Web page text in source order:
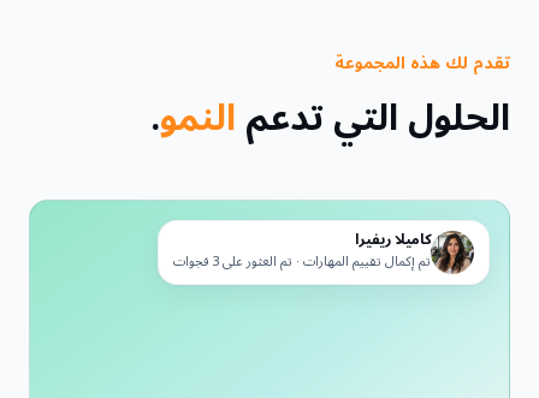
تقدم لك هذه المجموعة
الحلول التي تدعمالنمو.
كاميلا ريفيرا
تم إكمال تقييم المهارات · تم العثور على 3 فجوات